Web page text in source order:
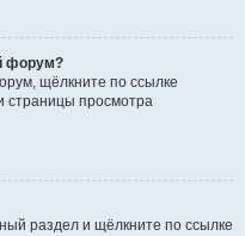
форум?
щёлкните по ссылке
страницы просмотра
раздел и щёлкните по ссылке